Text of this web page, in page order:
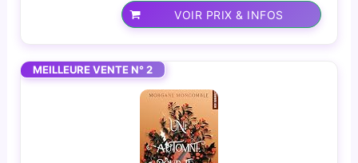
VOIR PRIX & INFOS
MEILLEURE VENTE N° 2